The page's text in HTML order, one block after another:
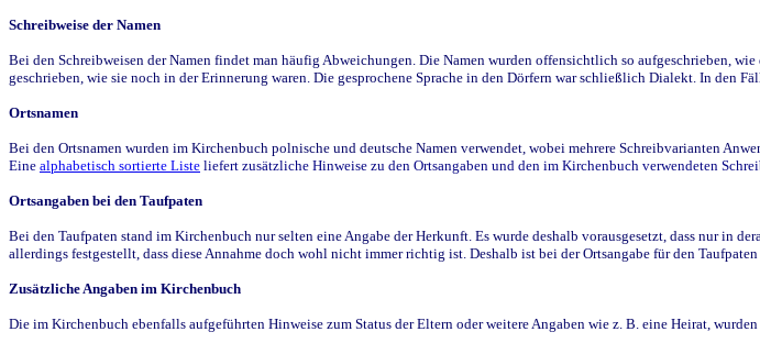
Schreibweise der Namen
Bei den Schreibweisen der Namen findet man häufig Abweichungen. Die Namen wurden offensichtlich so aufgeschrieben,
geschrieben, wie sie noch in der Erinnerung waren. Die gesprochene Sprache in den Dörfern war schließlich Dialekt. In den
Ortsnamen
Bei den Ortsnamen wurden im Kirchenbuch polnische und deutsche Namen verwendet, wobei mehrere Schreibvarianten
Eine alphabetisch sortierte Liste liefert zusätzliche Hinweise zu den Ortsangaben und den im Kirchenbuch verwendeten
Ortsangaben bei den Taufpaten
Bei den Taufpaten stand im Kirchenbuch nur selten eine Angabe der Herkunft. Es wurde deshalb vorausgesetzt, dass nur in
allerdings festgestellt, dass diese Annahme doch wohl nicht immer richtig ist. Deshalb ist bei der Ortsangabe für den
Zusätzliche Angaben im Kirchenbuch
Die im Kirchenbuch ebenfalls aufgeführten Hinweise zum Status der Eltern oder weitere Angaben wie z. B. eine Heirat, wurden